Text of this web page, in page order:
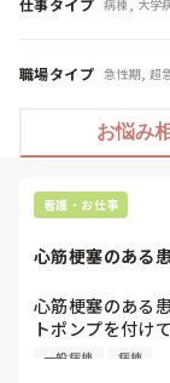
病棟, 大学
職場タイプ 急性期, 超
お悩み
看護・お仕事
心筋梗塞のある
心筋梗塞のある
トポンプを付け
これって寝たき
一般病棟 病棟